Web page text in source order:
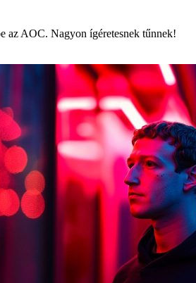
az AOC. Nagyon ígéretesnek tűnnek!